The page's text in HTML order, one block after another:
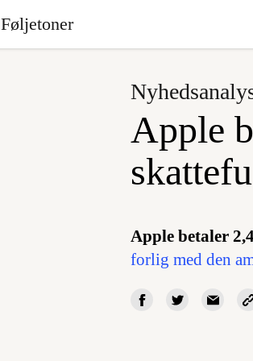
Føljetoner
Apple
Apple betaler
forlig med den